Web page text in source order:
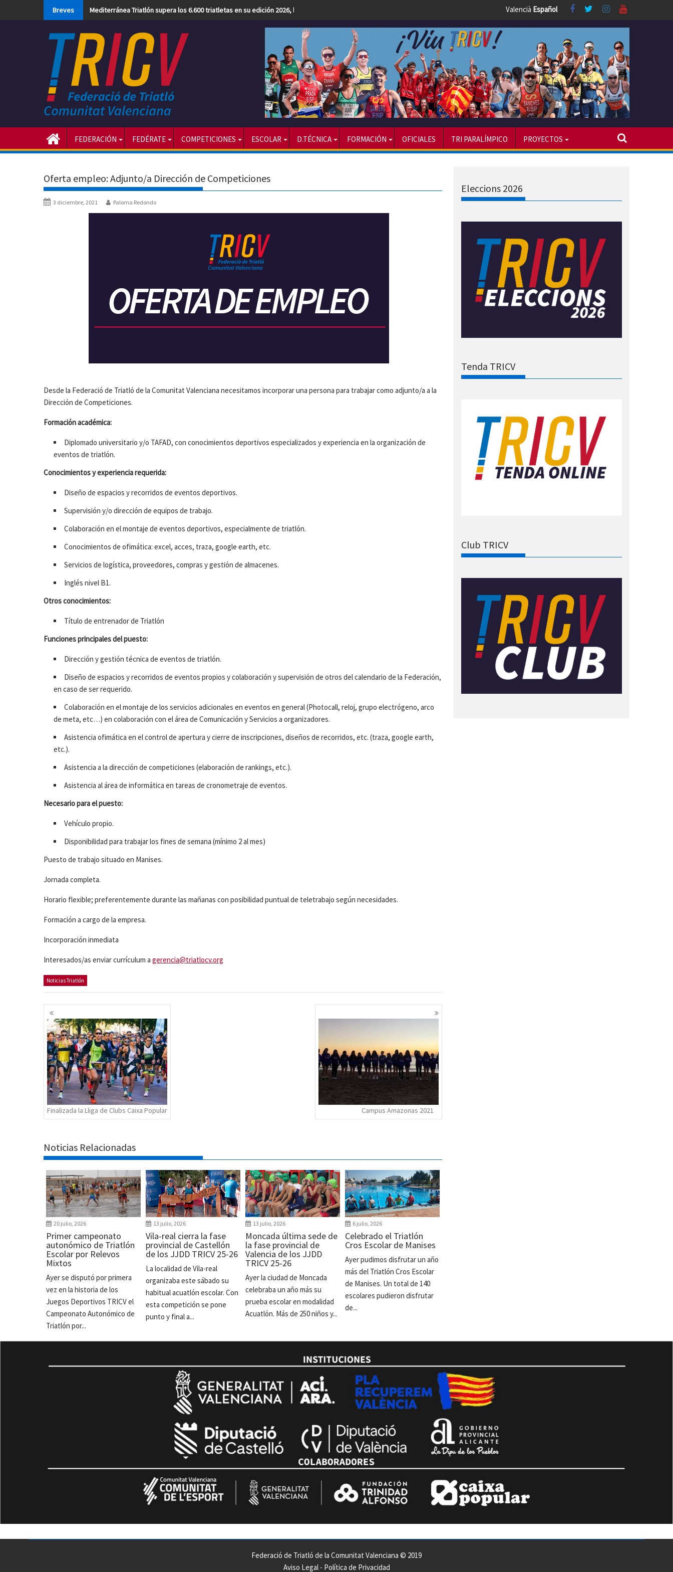
Breves Mediterránea Triatlón supera los 6.600 triatletas en su edición 2026, la más numerosa hasta la fecha Valencià Español
FEDERACIÓN FEDÉRATE COMPETICIONES ESCOLAR D.TÉCNICA FORMACIÓN OFICIALES TRI PARALÍMPICO PROYECTOS
Oferta empleo: Adjunto/a Dirección de Competiciones
3 diciembre, 2021 Paloma Redondo
Desde la Federació de Triatló de la Comunitat Valenciana necesitamos incorporar una persona para trabajar como adjunto/a a la
Dirección de Competiciones.
Formación académica:
Diplomado universitario y/o TAFAD, con conocimientos deportivos especializados y experiencia en la organización de
eventos de triatlón.
Conocimientos y experiencia requerida:
Diseño de espacios y recorridos de eventos deportivos.
Supervisión y/o dirección de equipos de trabajo.
Colaboración en el montaje de eventos deportivos, especialmente de triatlón.
Conocimientos de ofimática: excel, acces, traza, google earth, etc.
Servicios de logística, proveedores, compras y gestión de almacenes.
Inglés nivel B1.
Otros conocimientos:
Título de entrenador de Triatlón
Funciones principales del puesto:
Dirección y gestión técnica de eventos de triatlón.
Diseño de espacios y recorridos de eventos propios y colaboración y supervisión de otros del calendario de la Federación,
en caso de ser requerido.
Colaboración en el montaje de los servicios adicionales en eventos en general (Photocall, reloj, grupo electrógeno, arco
de meta, etc…) en colaboración con el área de Comunicación y Servicios a organizadores.
Asistencia ofimática en el control de apertura y cierre de inscripciones, diseños de recorridos, etc. (traza, google earth,
etc.).
Asistencia a la dirección de competiciones (elaboración de rankings, etc.).
Asistencia al área de informática en tareas de cronometraje de eventos.
Necesario para el puesto:
Vehículo propio.
Disponibilidad para trabajar los fines de semana (mínimo 2 al mes)
Puesto de trabajo situado en Manises.
Jornada completa.
Horario flexible; preferentemente durante las mañanas con posibilidad puntual de teletrabajo según necesidades.
Formación a cargo de la empresa.
Incorporación inmediata
Interesados/as enviar currículum a gerencia@triatlocv.org
Noticias Triatlón
Navegación
de
entradas
Finalizada la Lliga de Clubs Caixa Popular Campus Amazonas 2021
Noticias Relacionadas
20 julio, 2026
Primer campeonato
autonómico de Triatlón
Escolar por Relevos
Mixtos
Ayer se disputó por primera
vez en la historia de los
Juegos Deportivos TRICV el
Campeonato Autonómico de
Triatlón por...
13 julio, 2026
Vila-real cierra la fase
provincial de Castellón
de los JJDD TRICV 25-26
La localidad de Vila-real
organizaba este sábado su
habitual acuatlón escolar. Con
esta competición se pone
punto y final a...
13 julio, 2026
Moncada última sede de
la fase provincial de
Valencia de los JJDD
TRICV 25-26
Ayer la ciudad de Moncada
celebraba un año más su
prueba escolar en modalidad
Acuatlón. Más de 250 niños y...
6 julio, 2026
Celebrado el Triatlón
Cros Escolar de Manises
Ayer pudimos disfrutar un año
más del Triatlón Cros Escolar
de Manises. Un total de 140
escolares pudieron disfrutar
de...
Eleccions 2026
Tenda TRICV
Club TRICV
Federació de Triatló de la Comunitat Valenciana © 2019
Aviso Legal- Política de Privacidad